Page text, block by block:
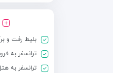
بلیط رفت و
ترانسفر به
ترانسفر به